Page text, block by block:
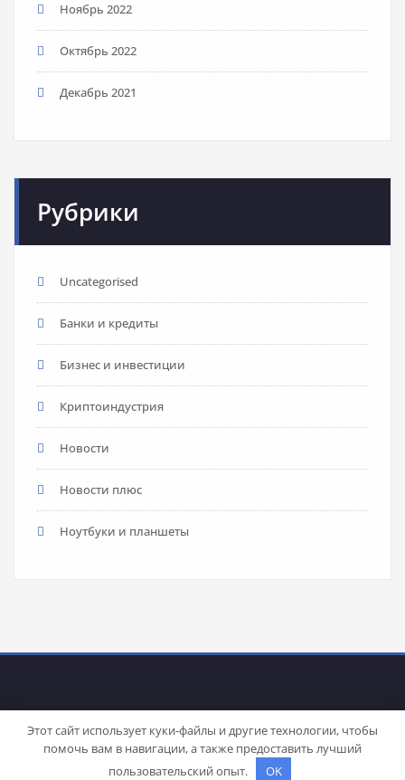
Ноябрь 2022
Октябрь 2022
Декабрь 2021
Рубрики
Uncategorised
Банки и кредиты
Бизнес и инвестиции
Криптоиндустрия
Новости
Новости плюс
Ноутбуки и планшеты
WordPress | Theme: Stacyby SpiceThemes
Этот сайт использует куки-файлы и другие технологии, чтобы
помочь вам в навигации, а также предоставить лучший
пользовательский опыт.
OK